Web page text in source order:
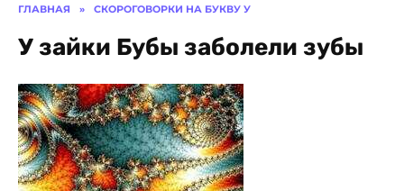
ГЛАВНАЯ » СКОРОГОВОРКИ НА БУКВУ У
У зайки Бубы заболели зубы